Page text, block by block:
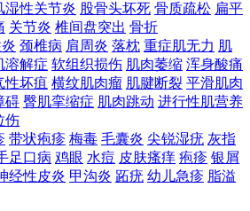
湿性关节炎 股骨头坏死 骨质疏松 扁平
关节炎 椎间盘突出 骨折
颈椎病 肩周炎 落枕 重症肌无力 肌
溶解症 软组织损伤 肌肉萎缩 浑身酸痛
性坏疽 横纹肌肉瘤 肌腱断裂 平滑肌肉
碍 臀肌挛缩症 肌肉跳动 进行性肌营养
伤
带状疱疹 梅毒 毛囊炎 尖锐湿疣 灰指
足口病 鸡眼 水痘 皮肤瘙痒 疱疹 银屑
经性皮炎 甲沟炎 跖疣 幼儿急疹 脂溢